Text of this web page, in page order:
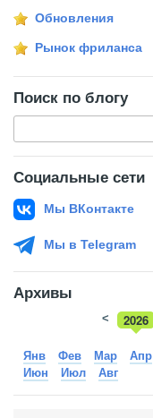
Обновления
Рынок фриланса
Поиск по блогу
Социальные сети
Мы ВКонтакте
Мы в Telegram
Архивы
2026
<
Янв Фев Мар Апр
Июн
Июл Авг